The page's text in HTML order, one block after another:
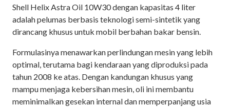
Shell Helix Astra Oil 10W30 dengan kapasitas 4 liter
adalah pelumas berbasis teknologi semi-sintetik yang
dirancang khusus untuk mobil berbahan bakar bensin.
Formulasinya menawarkan perlindungan mesin yang lebih
optimal, terutama bagi kendaraan yang diproduksi pada
tahun 2008 ke atas. Dengan kandungan khusus yang
mampu menjaga kebersihan mesin, oli ini membantu
meminimalkan gesekan internal dan memperpanjang usia